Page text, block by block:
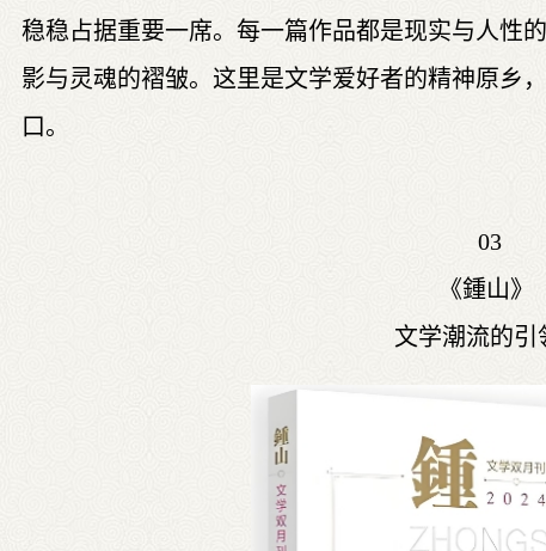
稳稳占据重要一席。每一篇作品都是现实与人性
影与灵魂的褶皱。这里是文学爱好者的精神原乡
口。
03
《鍾山》
文学潮流的引